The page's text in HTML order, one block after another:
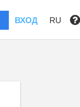
ВХОД RU